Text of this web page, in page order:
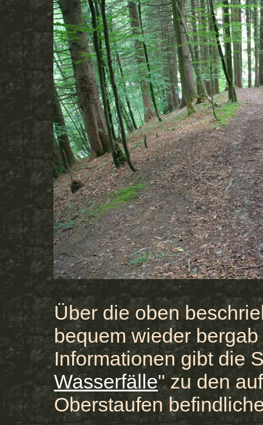
Über die oben
bequem wieder
Informationen gibt die
Wasserfälle" zu den
Oberstaufen